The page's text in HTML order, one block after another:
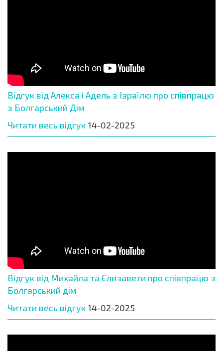
Відгук від Алекса і Адель з Ізраїлю про співпрацю
з Болгарський Дім
Читати весь відгук 14-02-2025
Відгук від Михайла та Єлизавети про співпрацю з
Болгарський дім
Читати весь відгук 14-02-2025